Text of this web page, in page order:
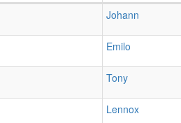
Johann
Emilo
Tony
Lennox